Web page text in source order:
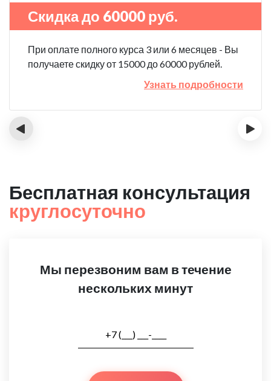
Скидка до 60000 руб.
При оплате полного курса 3 или 6 месяцев - Вы
получаете скидку от 15000 до 60000 рублей.
Узнать подробности
‹ ›
Бесплатная консультация
круглосуточно
Мы перезвоним вам в течение
нескольких минут